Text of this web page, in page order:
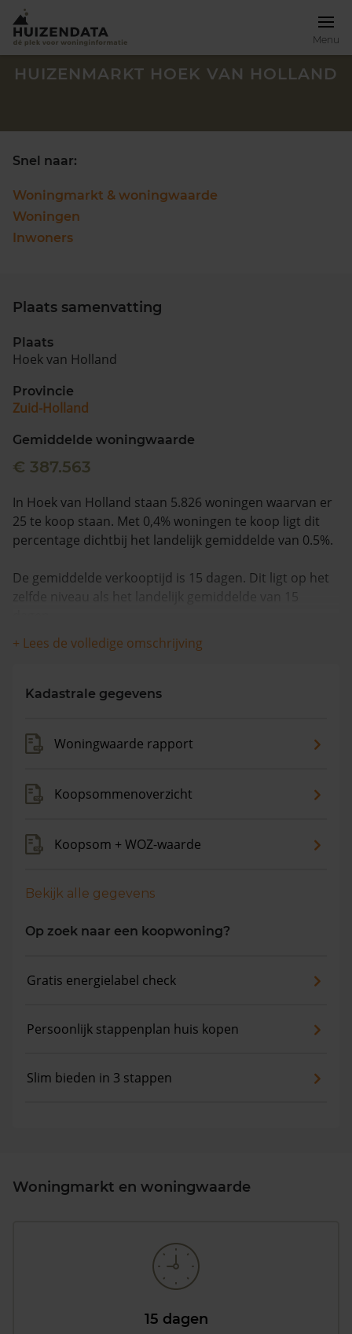
Menu
Zoek een woning
088 220 4200
Maandag t/m vrijdag - 08:00 -18:00
HUIZENMARKT HOEK VAN HOLLAND
Snel naar:
Woningmarkt & woningwaarde
Woningen
Inwoners
Plaats samenvatting
Plaats
Hoek van Holland
Provincie
Zuid-Holland
Gemiddelde woningwaarde
€ 387.563
In Hoek van Holland staan 5.826 woningen waarvan er
25 te koop staan. Met 0,4% woningen te koop ligt dit
percentage dichtbij het landelijk gemiddelde van 0.5%.
De gemiddelde verkooptijd is 15 dagen. Dit ligt op het
zelfde niveau als het landelijk gemiddelde van 15
Wanneer we naar de laatste 12 maanden kijken
verkocht. De gemiddelde huizenprijs is €632.550. De
gestegen.
+ Lees de volledige omschrijving
Kadastrale gegevens
Woningwaarde rapport
Koopsommenoverzicht
Koopsom + WOZ-waarde
Bekijk alle gegevens
Op zoek naar een koopwoning?
Gratis energielabel check
Persoonlijk stappenplan huis kopen
Slim bieden in 3 stappen
Woningmarkt en woningwaarde
15 dagen